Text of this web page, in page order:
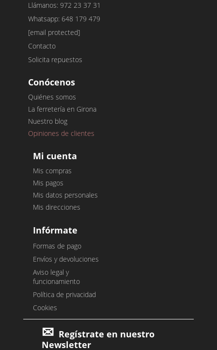
Llámanos: 972 23 37 31
Whatsapp: 648 179 479
[email protected]
Contacto
Solicita repuestos
Conócenos
Quiénes somos
La ferretería en Girona
Nuestro blog
Opiniones de clientes
Mi cuenta
Mis compras
Mis pagos
Mis datos personales
Mis direcciones
Infórmate
Formas de pago
Envíos y devoluciones
Aviso legal y
funcionamiento
Política de privacidad
Cookies
Regístrate en nuestro
Newsletter